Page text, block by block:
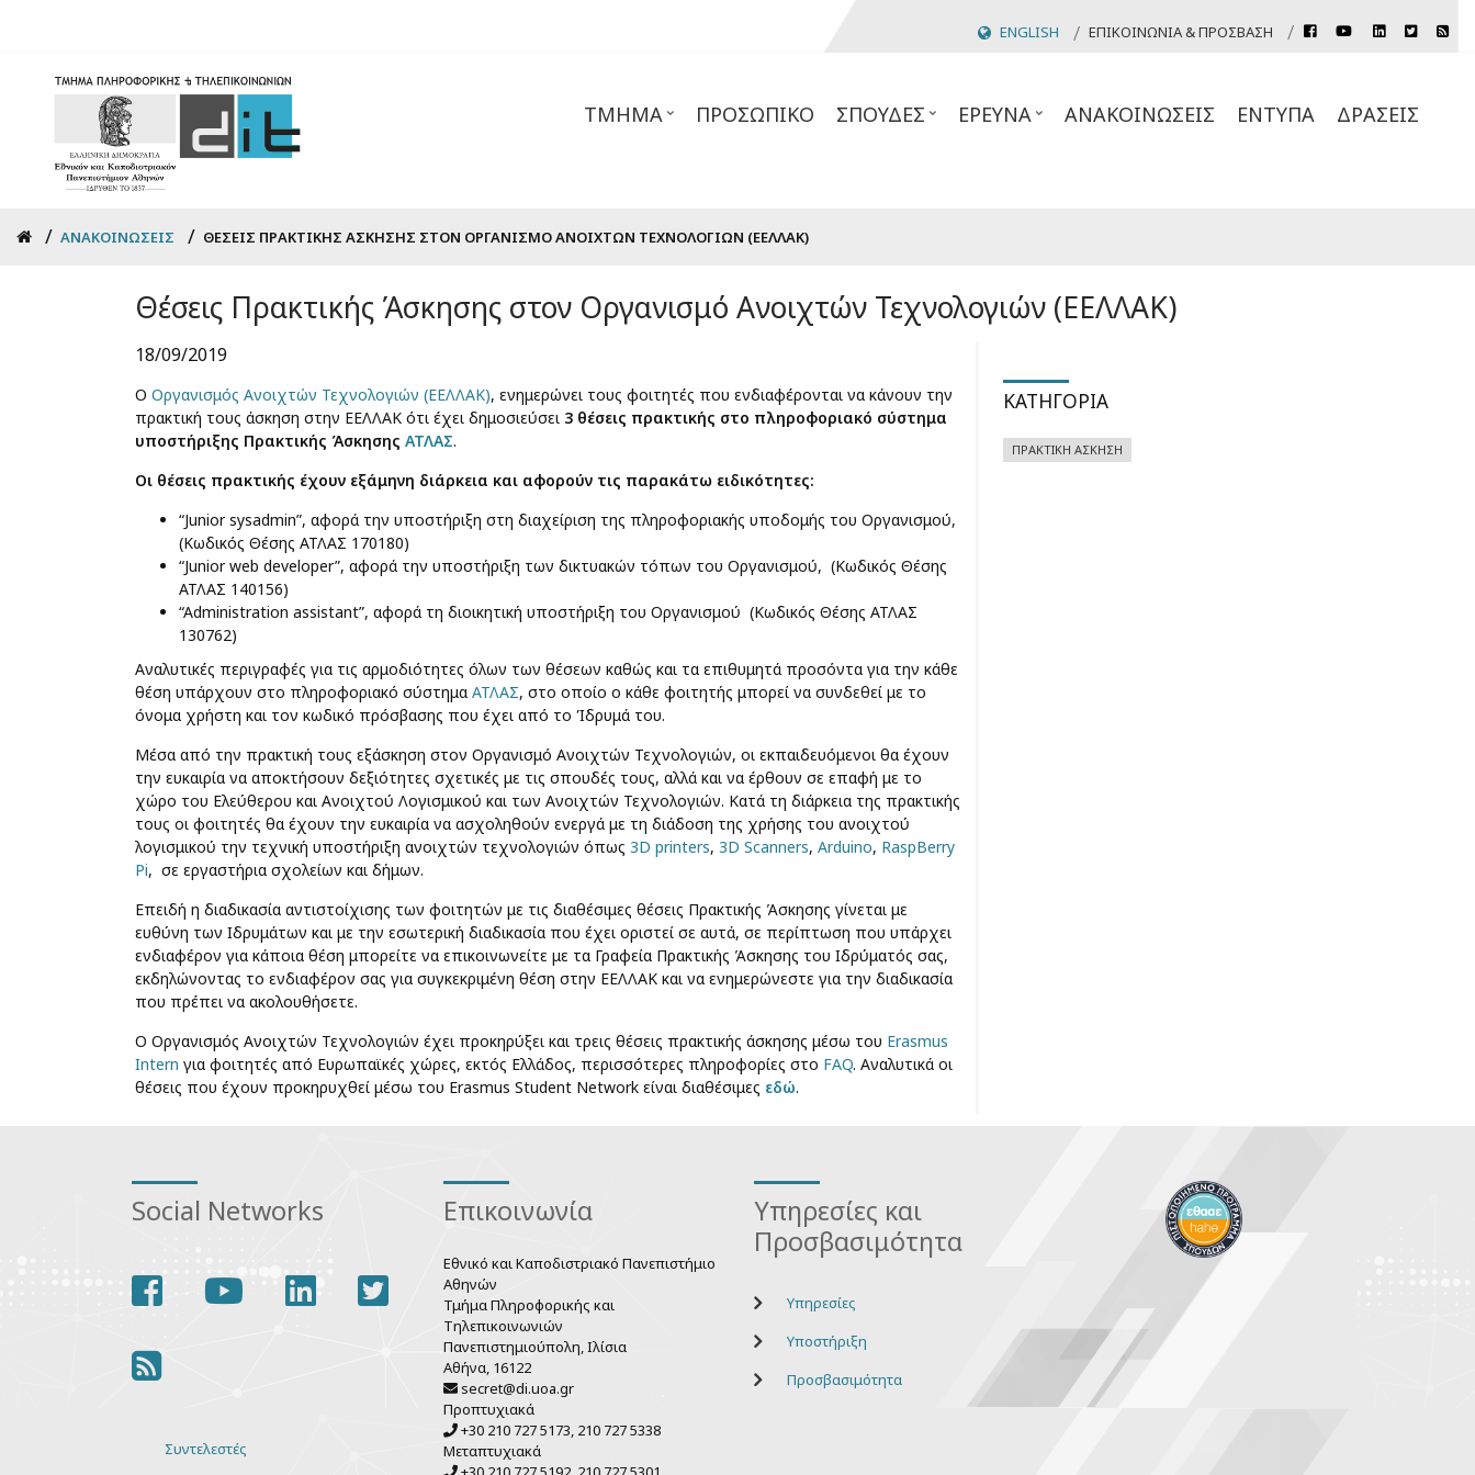
content
ENGLISH
Top
ΕΠΙΚΟΙΝΩΝΊΑ & ΠΡΌΣΒΑΣΗ facebookyoutubelinkedintwitterrss
ΤΜΉΜΑ ΠΡΟΣΩΠΙΚΌ ΣΠΟΥΔΈΣ ΈΡΕΥΝΑ ΑΝΑΚΟΙΝΏΣΕΙΣ ΈΝΤΥΠΑ ΔΡΆΣΕΙΣ
Breadcrumb
ΑΝΑΚΟΙΝΏΣΕΙΣ ΘΈΣΕΙΣ ΠΡΑΚΤΙΚΉΣ ΆΣΚΗΣΗΣ ΣΤΟΝ ΟΡΓΑΝΙΣΜΌ ΑΝΟΙΧΤΏΝ ΤΕΧΝΟΛΟΓΙΏΝ (ΕΕΛΛΑΚ)
Θέσεις Πρακτικής Άσκησης στον Οργανισμό Ανοιχτών Τεχνολογιών (ΕΕΛΛΑΚ)
18/09/2019
Ο Οργανισμός Ανοιχτών Τεχνολογιών (ΕΕΛΛΑΚ), ενημερώνει τους φοιτητές που ενδιαφέρονται να κάνουν την
πρακτική τους άσκηση στην ΕΕΛΛΑΚ ότι έχει δημοσιεύσει 3 θέσεις πρακτικής στο πληροφοριακό σύστημα
υποστήριξης Πρακτικής Άσκησης ΑΤΛΑΣ.
Οι θέσεις πρακτικής έχουν εξάμηνη διάρκεια και αφορούν τις παρακάτω ειδικότητες:
“Junior sysadmin”, αφορά την υποστήριξη στη διαχείριση της πληροφοριακής υποδομής του Οργανισμού,
(Κωδικός Θέσης ΑΤΛΑΣ 170180)
“Junior web developer”, αφορά την υποστήριξη των δικτυακών τόπων του Οργανισμού, (Κωδικός Θέσης
ΑΤΛΑΣ 140156)
“Administration assistant”, αφορά τη διοικητική υποστήριξη του Οργανισμού (Κωδικός Θέσης ΑΤΛΑΣ
130762)
Αναλυτικές περιγραφές για τις αρμοδιότητες όλων των θέσεων καθώς και τα επιθυμητά προσόντα για την κάθε
θέση υπάρχουν στο πληροφοριακό σύστημα ΑΤΛΑΣ, στο οποίο ο κάθε φοιτητής μπορεί να συνδεθεί με το
όνομα χρήστη και τον κωδικό πρόσβασης που έχει από το Ίδρυμά του.
Μέσα από την πρακτική τους εξάσκηση στον Οργανισμό Ανοιχτών Τεχνολογιών, οι εκπαιδευόμενοι θα έχουν
την ευκαιρία να αποκτήσουν δεξιότητες σχετικές με τις σπουδές τους, αλλά και να έρθουν σε επαφή με το
χώρο του Ελεύθερου και Ανοιχτού Λογισμικού και των Ανοιχτών Τεχνολογιών. Κατά τη διάρκεια της πρακτικής
τους οι φοιτητές θα έχουν την ευκαιρία να ασχοληθούν ενεργά με τη διάδοση της χρήσης του ανοιχτού
λογισμικού την τεχνική υποστήριξη ανοιχτών τεχνολογιών όπως 3D printers, 3D Scanners, Arduino, RaspBerry
Pi, σε εργαστήρια σχολείων και δήμων.
Επειδή η διαδικασία αντιστοίχισης των φοιτητών με τις διαθέσιμες θέσεις Πρακτικής Άσκησης γίνεται με
ευθύνη των Ιδρυμάτων και με την εσωτερική διαδικασία που έχει οριστεί σε αυτά, σε περίπτωση που υπάρχει
ενδιαφέρον για κάποια θέση μπορείτε να επικοινωνείτε με τα Γραφεία Πρακτικής Άσκησης του Ιδρύματός σας,
εκδηλώνοντας το ενδιαφέρον σας για συγκεκριμένη θέση στην ΕΕΛΛΑΚ και να ενημερώνεστε για την διαδικασία
που πρέπει να ακολουθήσετε.
O Οργανισμός Ανοιχτών Τεχνολογιών έχει προκηρύξει και τρεις θέσεις πρακτικής άσκησης μέσω του Erasmus
Intern για φοιτητές από Ευρωπαϊκές χώρες, εκτός Ελλάδος, περισσότερες πληροφορίες στο FAQ. Αναλυτικά οι
θέσεις που έχουν προκηρυχθεί μέσω του Erasmus Student Network είναι διαθέσιμες εδώ.
ΚΑΤΗΓΟΡΊΑ
ΠΡΑΚΤΙΚΉ ΆΣΚΗΣΗ
Social Networks
facebookyoutubelinkedintwitter
rss
Various
Συντελεστές
Επικοινωνία
Εθνικό και Καποδιστριακό Πανεπιστήμιο
Αθηνών
Τμήμα Πληροφορικής και
Τηλεπικοινωνιών
Πανεπιστημιούπολη, Ιλίσια
Αθήνα, 16122
secret@di.uoa.gr
Προπτυχιακά
+30 210 727 5173, 210 727 5338
Μεταπτυχιακά
Υπηρεσίες και
Προσβασιμότητα
Υπηρεσίες
Υποστήριξη
Προσβασιμότητα